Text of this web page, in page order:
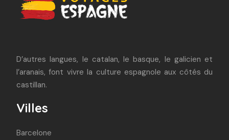
D’autres langues, le catalan, le basque, le galicien et
l’aranais, font vivre la culture espagnole aux côtés du
castillan.
Villes
Barcelone